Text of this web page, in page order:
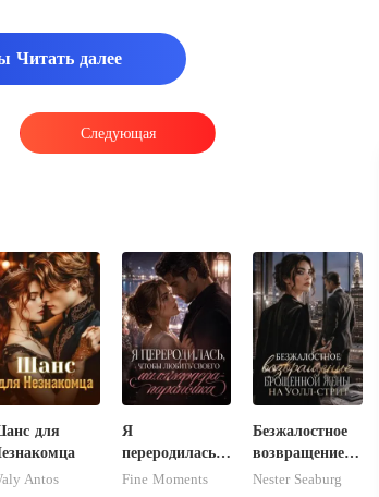
Читать далее
Следующая
для
Antos
Я
переродилась,
чтобы любить
Fine Moments
Безжалостное
возвращение
брошенной
Nester Seaburg